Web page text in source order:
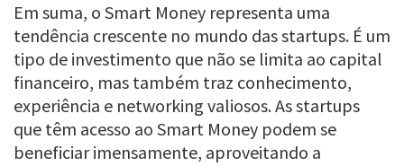
Em suma, o Smart Money representa uma
tendência crescente no mundo das startups. É um
tipo de investimento que não se limita ao capital
financeiro, mas também traz conhecimento,
experiência e networking valiosos. As startups
que têm acesso ao Smart Money podem se
beneficiar imensamente, aproveitando a